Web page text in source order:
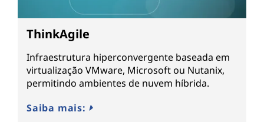
ThinkAgile
Infraestrutura hiperconvergente baseada em
virtualização VMware, Microsoft ou Nutanix,
permitindo ambientes de nuvem híbrida.
Saiba mais: